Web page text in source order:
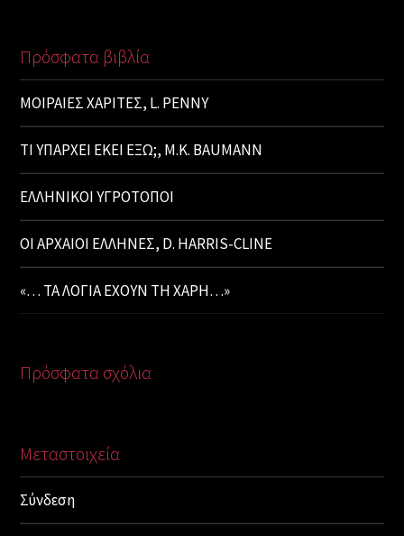
Πρόσφατα βιβλία
ΜΟΙΡΑΙΕΣ ΧΑΡΙΤΕΣ, L. PENNY
ΤΙ ΥΠΑΡΧΕΙ ΕΚΕΙ ΕΞΩ;, M.K. BAUMANN
ΕΛΛΗΝΙΚΟΙ ΥΓΡΟΤΟΠΟΙ
ΟΙ ΑΡΧΑΙΟΙ ΕΛΛΗΝΕΣ, D. HARRIS-CLINE
«… ΤΑ ΛΟΓΙΑ ΕΧΟΥΝ ΤΗ ΧΑΡΗ…»
Πρόσφατα σχόλια
Μεταστοιχεία
Σύνδεση